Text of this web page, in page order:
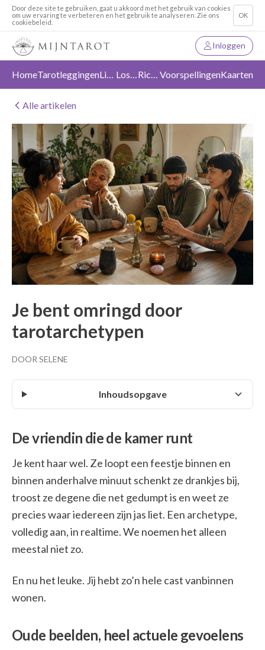
Door deze site te gebruiken, gaat u akkoord met het gebruik van cookies
om uw ervaring te verbeteren en het gebruik te analyseren. Zie ons
cookiebeleid.
OK
Inloggen
HomeTarotleggingen Liefde Loslaten Richting VoorspellingenKaarten
Alle artikelen
Je bent omringd door
tarotarchetypen
DOOR SELENE
Inhoudsopgave
De vriendin die de kamer runt
Je kent haar wel. Ze loopt een feestje binnen en
binnen anderhalve minuut schenkt ze drankjes bij,
troost ze degene die net gedumpt is en weet ze
precies waar iedereen zijn jas liet. Een archetype,
volledig aan, in realtime. We noemen het alleen
meestal niet zo.
En nu het leuke. Jij hebt zo’n hele cast vanbinnen
wonen.
Oude beelden, heel actuele gevoelens